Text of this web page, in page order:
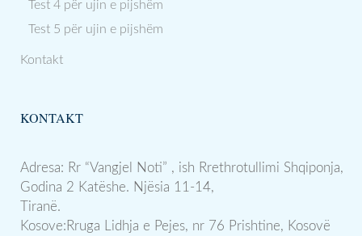
Test 4 për ujin e pijshëm
Test 5 për ujin e pijshëm
Kontakt
KONTAKT
Adresa: Rr “Vangjel Noti” , ish Rrethrotullimi Shqiponja,
Godina 2 Katëshe. Njësia 11-14,
Tiranë.
Kosove:Rruga Lidhja e Pejes, nr 76 Prishtine, Kosovë